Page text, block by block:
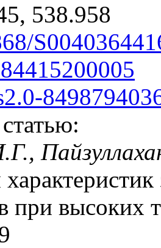
538.958
при высоких